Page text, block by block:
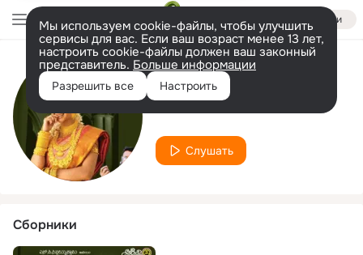
Войти
Мы используем cookie-файлы, чтобы улучшить
сервисы для вас. Если ваш возраст менее 13 лет,
настроить cookie-файлы должен ваш законный
представитель. Больше информации
Разрешить все Настроить
Исполнитель
Kavithaala
Слушать
Сборники